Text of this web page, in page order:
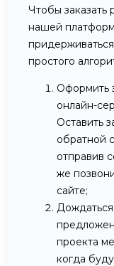
Чтобы
нашей
простого
Оформить
онлайн-
Оставить
обратной
отправив
же
сайте;
проекта
когда